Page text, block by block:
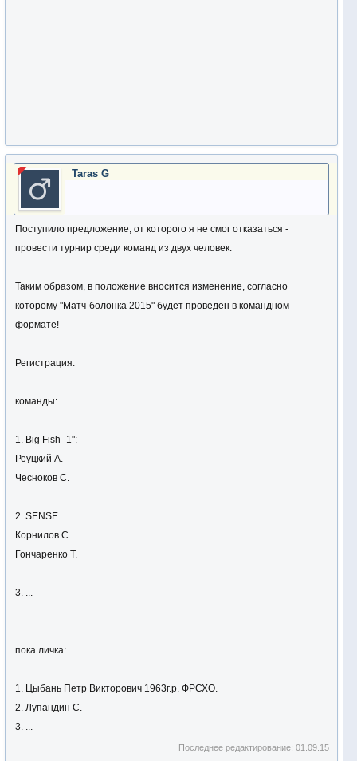
Taras G
Поступило предложение, от которого я не смог отказаться -
провести турнир среди команд из двух человек.
Таким образом, в положение вносится изменение, согласно
которому "Матч-болонка 2015" будет проведен в командном
формате!
Регистрация:
команды:
1. Big Fish -1":
Реуцкий А.
Чесноков С.
2. SENSE
Корнилов С.
Гончаренко Т.
3. ...
пока личка:
1. Цыбань Петр Викторович 1963г.р. ФРСХО.
2. Лупандин С.
3. ...
Последнее редактирование:01.09.15